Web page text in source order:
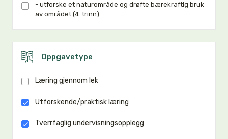
- utforske et naturområde og drøfte bærekraftig bruk
av området (4. trinn)
Oppgavetype
Læring gjennom lek
Utforskende/praktisk læring
Tverrfaglig undervisningsopplegg